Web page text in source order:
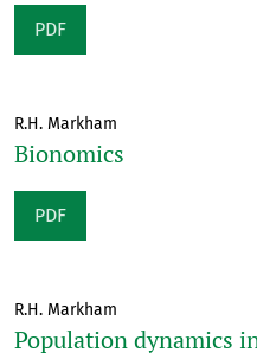
PDF
R.H. Markham
Bionomics
PDF
R.H. Markham
Population dynamics